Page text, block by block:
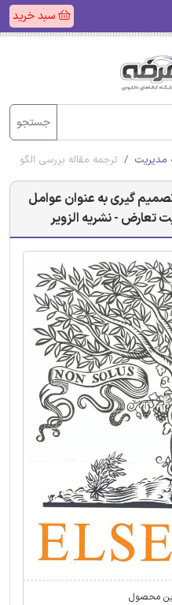
سبد خرید
جستجو
مدیریت ترجمه مقاله بررسی
گیری به عنوان عوامل
تعارض - نشریه الزویر
محصول